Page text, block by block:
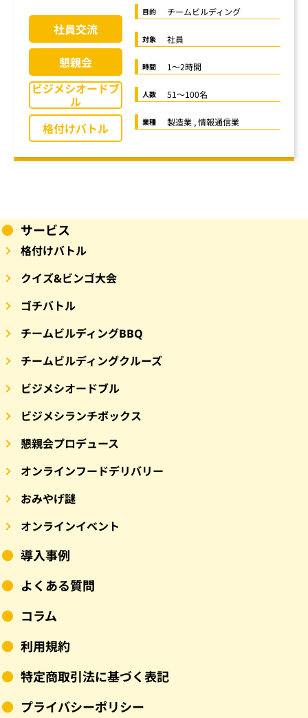
社員交流
懇親会
ビジメシオードブ
ル
格付けバトル
目的 チームビルディング
対象 社員
時間 1〜2時間
人数 51〜100名
業種 製造業 , 情報通信業
サービス
格付けバトル
クイズ&ビンゴ大会
ゴチバトル
チームビルディングBBQ
チームビルディングクルーズ
ビジメシオードブル
ビジメシランチボックス
懇親会プロデュース
オンラインフードデリバリー
おみやげ謎
オンラインイベント
導入事例
よくある質問
コラム
利用規約
特定商取引法に基づく表記
プライバシーポリシー